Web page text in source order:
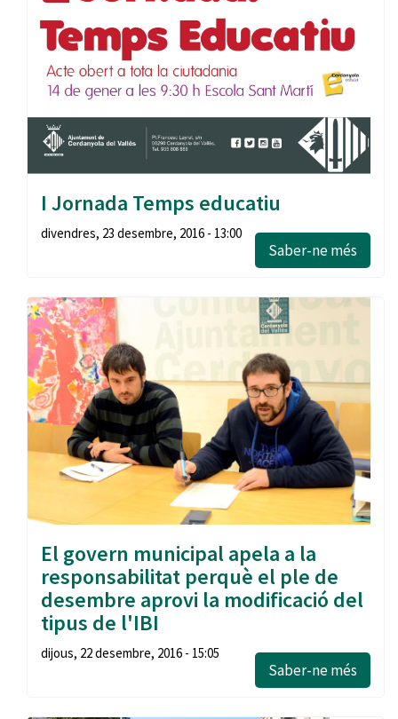
I Jornada Temps educatiu
divendres, 23 desembre, 2016 - 13:00
Saber-ne més
El govern municipal apela a la
responsabilitat perquè el ple de
desembre aprovi la modificació del
tipus de l'IBI
dijous, 22 desembre, 2016 - 15:05
Saber-ne més